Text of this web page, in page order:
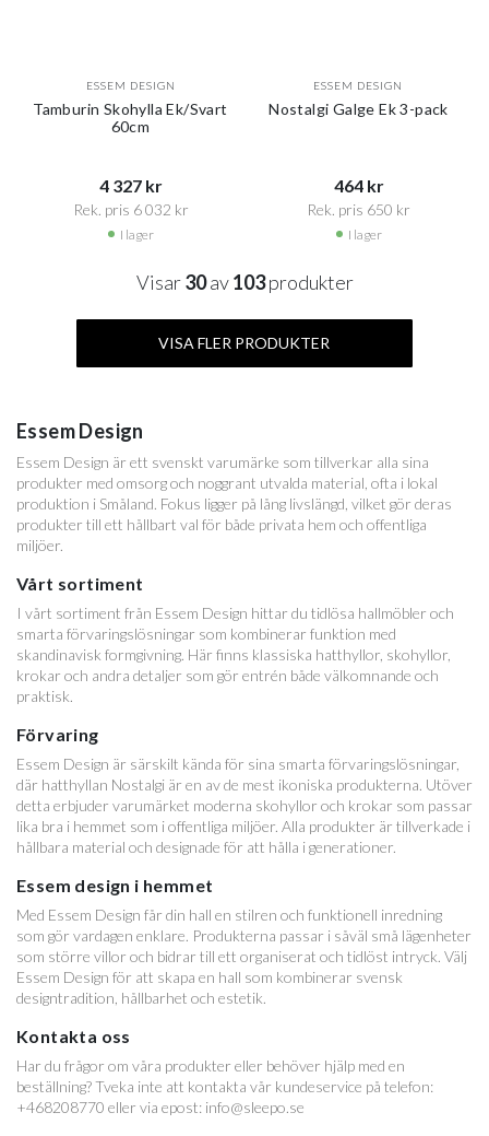
ESSEM DESIGN
Tamburin Skohylla Ek/Svart
60cm
4 327 kr​​
Rek. pris 6 032 kr​​
I lager
ESSEM DESIGN
Nostalgi Galge Ek 3-pack
464 kr​​
Rek. pris 650 kr​​
I lager
Visar30av103produkter
VISA FLER PRODUKTER
Essem Design
Essem Design är ett svenskt varumärke som tillverkar alla sina
produkter med omsorg och noggrant utvalda material, ofta i lokal
produktion i Småland. Fokus ligger på lång livslängd, vilket gör deras
produkter till ett hållbart val för både privata hem och offentliga
miljöer.
Vårt sortiment
I vårt sortiment från Essem Design hittar du tidlösa hallmöbler och
smarta förvaringslösningar som kombinerar funktion med
skandinavisk formgivning. Här finns klassiska hatthyllor, skohyllor,
krokar och andra detaljer som gör entrén både välkomnande och
praktisk.
Förvaring
Essem Design är särskilt kända för sina smarta förvaringslösningar,
där hatthyllan Nostalgi är en av de mest ikoniska produkterna. Utöver
detta erbjuder varumärket moderna skohyllor och krokar som passar
lika bra i hemmet som i offentliga miljöer. Alla produkter är tillverkade i
hållbara material och designade för att hålla i generationer.
Essem design i hemmet
Med Essem Design får din hall en stilren och funktionell inredning
som gör vardagen enklare. Produkterna passar i såväl små lägenheter
som större villor och bidrar till ett organiserat och tidlöst intryck. Välj
Essem Design för att skapa en hall som kombinerar svensk
designtradition, hållbarhet och estetik.
Kontakta oss
Har du frågor om våra produkter eller behöver hjälp med en
beställning? Tveka inte att kontakta vår kundeservice på telefon:
+468208770 eller via epost: info@sleepo.se